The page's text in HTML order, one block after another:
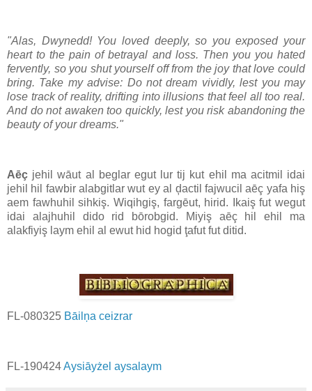
"Alas, Dwynedd! You loved deeply, so you exposed your
heart to the pain of betrayal and loss. Then you you hated
fervently, so you shut yourself off from the joy that love could
bring. Take my advise: Do not dream vividly, lest you may
lose track of reality, drifting into illusions that feel all too real.
And do not awaken too quickly, lest you risk abandoning the
beauty of your dreams."
Aēç jehil wāut al beglar egut lur tij kut ehil ma acitmil idai
jehil hil fawbir alabgitlar wut ey al ḑactil fajwucil aēç yafa hiş
aem fawhuhil sihkiş. Wiqihgiş, fargēut, hirid. Ikaiş fut wegut
idai alajhuhil dido rid bōrobgid. Miyiş aēç hil ehil ma
alakfiyiş laym ehil al ewut hid hogid ţafut fut ditid.
FL-080325 Bāilņa ceizrar
FL-190424Aysiāyżel aysalaym